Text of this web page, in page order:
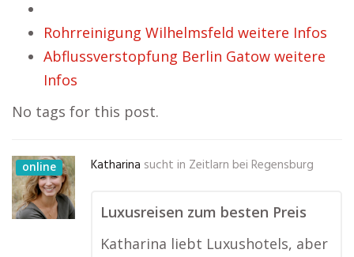
Rohrreinigung Wilhelmsfeld weitere Infos
Abflussverstopfung Berlin Gatow weitere
Infos
No tags for this post.
online Katharina sucht in Zeitlarn bei Regensburg
Luxusreisen zum besten Preis
Katharina liebt Luxushotels, aber